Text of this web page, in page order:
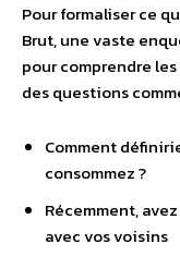
Pour formaliser ce
Brut, une vaste
pour comprendre
des questions
Comment
consommez ?
Récemment,
avec vos voisins